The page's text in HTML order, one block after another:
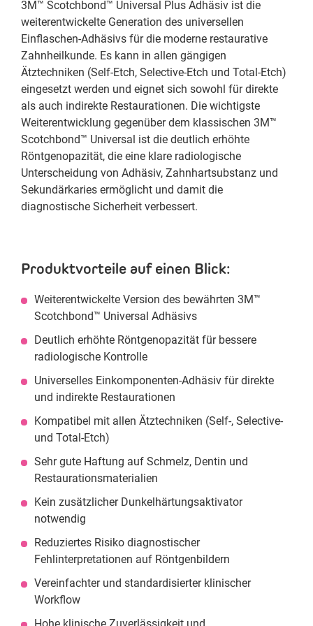
3M™ Scotchbond™ Universal Plus Adhäsiv ist die
weiterentwickelte Generation des universellen
Einflaschen-Adhäsivs für die moderne restaurative
Zahnheilkunde. Es kann in allen gängigen
Ätztechniken (Self-Etch, Selective-Etch und Total-Etch)
eingesetzt werden und eignet sich sowohl für direkte
als auch indirekte Restaurationen. Die wichtigste
Weiterentwicklung gegenüber dem klassischen 3M™
Scotchbond™ Universal ist die deutlich erhöhte
Röntgenopazität, die eine klare radiologische
Unterscheidung von Adhäsiv, Zahnhartsubstanz und
Sekundärkaries ermöglicht und damit die
diagnostische Sicherheit verbessert.
Produktvorteile auf einen Blick:
Weiterentwickelte Version des bewährten 3M™
Scotchbond™ Universal Adhäsivs
Deutlich erhöhte Röntgenopazität für bessere
radiologische Kontrolle
Universelles Einkomponenten-Adhäsiv für direkte
und indirekte Restaurationen
Kompatibel mit allen Ätztechniken (Self-, Selective-
und Total-Etch)
Sehr gute Haftung auf Schmelz, Dentin und
Restaurationsmaterialien
Kein zusätzlicher Dunkelhärtungsaktivator
notwendig
Reduziertes Risiko diagnostischer
Fehlinterpretationen auf Röntgenbildern
Vereinfachter und standardisierter klinischer
Workflow